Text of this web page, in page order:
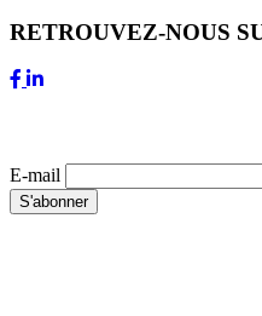
RETROUVEZ-NOUS
E-mail